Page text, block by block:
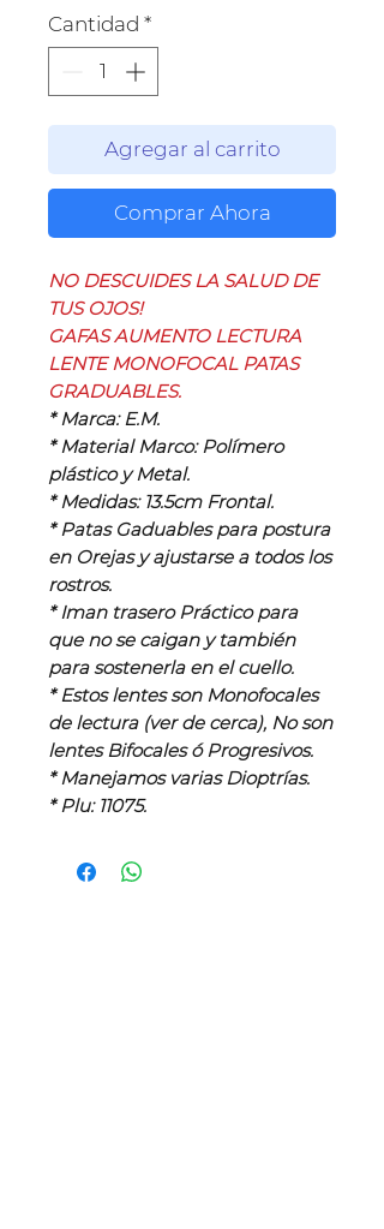
Cantidad *
Agregar al carrito
Comprar Ahora
NO DESCUIDES LA SALUD DE
TUS OJOS!
GAFAS AUMENTO LECTURA
LENTE MONOFOCAL PATAS
GRADUABLES.
* Marca: E.M.
* Material Marco: Polímero
plástico y Metal.
* Medidas: 13.5cm Frontal.
* Patas Gaduables para postura
en Orejas y ajustarse a todos los
rostros.
* Iman trasero Práctico para
que no se caigan y también
para sostenerla en el cuello.
* Estos lentes son Monofocales
de lectura (ver de cerca), No son
lentes Bifocales ó Progresivos.
* Manejamos varias Dioptrías.
* Plu: 11075.